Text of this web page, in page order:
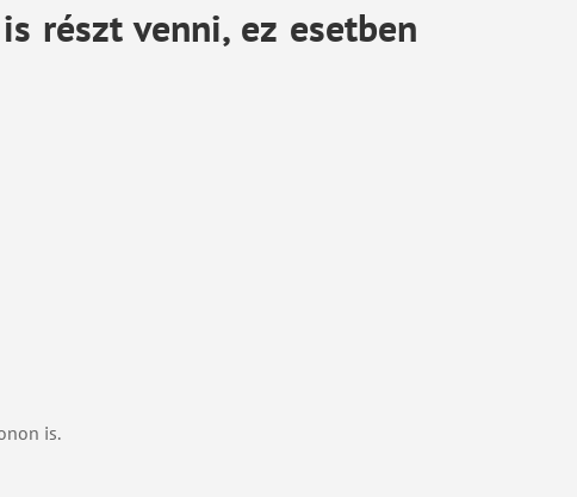
részt venni, ez esetben
is.